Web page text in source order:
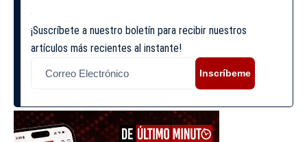
¡Suscríbete a nuestro boletín para recibir nuestros
artículos más recientes al instante!
Inscríbeme